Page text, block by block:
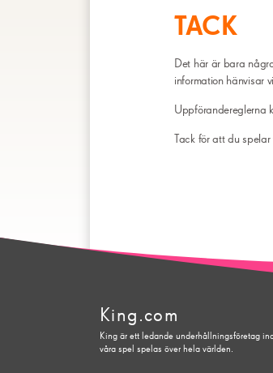
TACK
Det här är bara
information hänvisar
Uppförandereglerna
Tack för att du
King.com
King är ett ledande underhållningsföretag
våra spel spelas över hela världen.